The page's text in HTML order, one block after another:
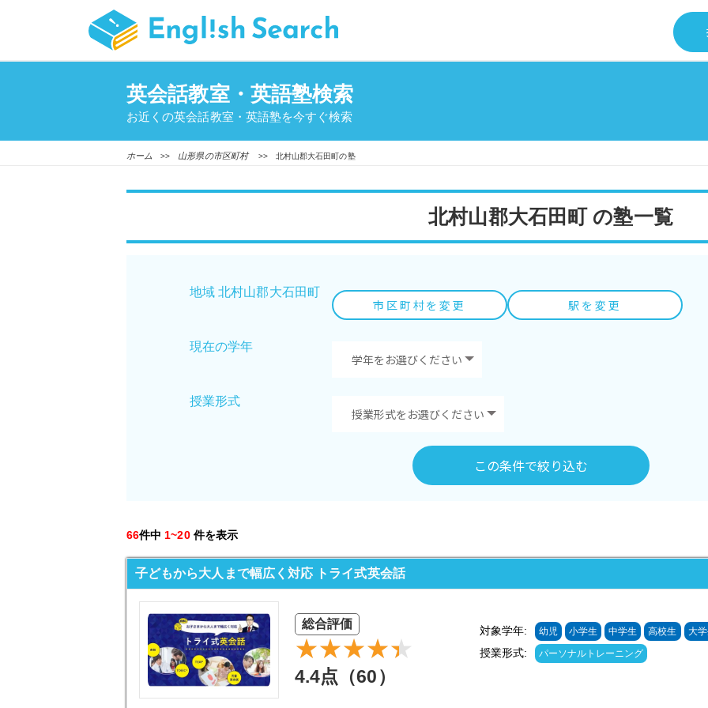
英会話教室・英語塾検索
お近くの英会話教室・英語塾を今すぐ検索
ホーム >> 山形県の市区町村>> 北村山郡大石田町の塾
北村山郡大石田町 の塾一覧
地域 北村山郡大石田町
市区町村を変更 駅を変更
現在の学年
授業形式
この条件で絞り込む
66件中 1~20 件を表示
子どもから大人まで幅広く対応 トライ式英会話
総合評価
4.4点（60）
対象学年: 幼児 小学生 中学生 高校生 大
授業形式: パーソナルトレーニング